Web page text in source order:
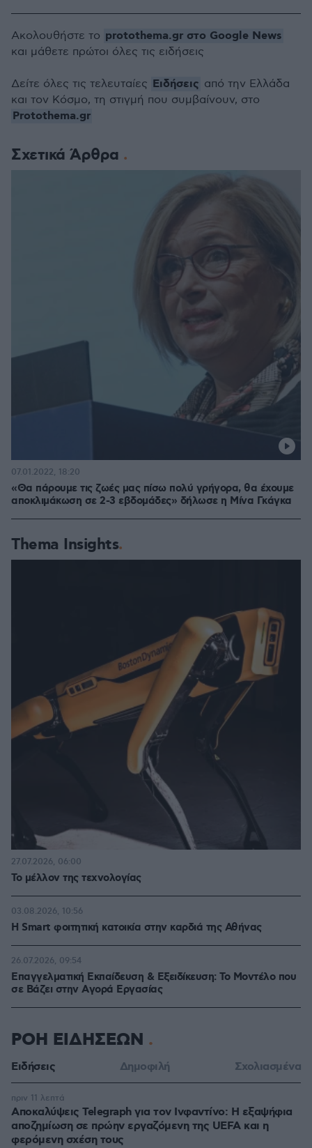
Σχετικά Άρθρα
«Θα πάρουμε τις ζωές μας πίσω πολύ γρήγορα, θα έχουμε
αποκλιμάκωση σε 2-3 εβδομάδες» δήλωσε η Μίνα Γκάγκα
07.01.2022, 18:20
Thema Insights
Το μέλλον της τεχνολογίας
27.07.2026, 06:00
Η Smart φοιτητική κατοικία στην καρδιά της Αθήνας
03.08.2026, 10:56
Επαγγελματική Εκπαίδευση & Εξειδίκευση: Το Mοντέλο που
σε Bάζει στην Aγορά Eργασίας
26.07.2026, 09:54
Ακολουθήστε το protothema.gr στο Google News
και μάθετε πρώτοι όλες τις ειδήσεις
Δείτε όλες τις τελευταίες Ειδήσεις από την Ελλάδα
και τον Κόσμο, τη στιγμή που συμβαίνουν, στο
Protothema.gr
ΡΟΗ ΕΙΔΗΣΕΩΝ
Ειδήσεις Δημοφιλή Σχολιασμένα
Αποκαλύψεις Telegraph για τον Ινφαντίνο: Η εξαψήφια
αποζημίωση σε πρώην εργαζόμενη της UEFA και η
φερόμενη σχέση τους
πριν 11 λεπτά